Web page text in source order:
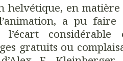
helvétique, en
a pu faire
considérable
gratuits ou